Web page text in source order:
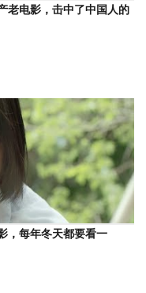
老电影，击中了中国人的
，每年冬天都要看一